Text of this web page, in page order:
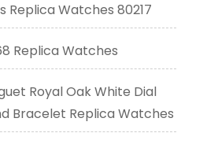
Replica Watches 80217
Replica Watches
Royal Oak White Dial
Bracelet Replica Watches